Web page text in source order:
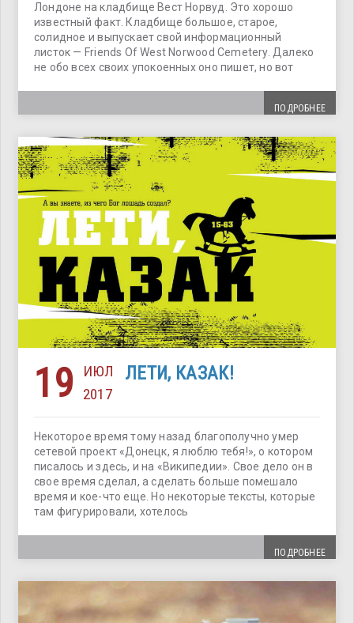
Лондоне на кладбище Вест Норвуд. Это хорошо
известный факт. Кладбище большое, старое,
солидное и выпускает свой информационный
листок — Friends Of West Norwood Cemetery. Далеко
не обо всех своих упокоенных оно пишет, но вот
ПОДРОБНЕЕ
19
ИЮЛ
2017
ЛЕТИ, КАЗАК!
Некоторое время тому назад благополучно умер
сетевой проект «Донецк, я люблю тебя!», о котором
писалось и здесь, и на «Википедии». Свое дело он в
свое время сделал, а сделать больше помешало
время и кое-что еще. Но некоторые тексты, которые
там фигурировали, хотелось
ПОДРОБНЕЕ